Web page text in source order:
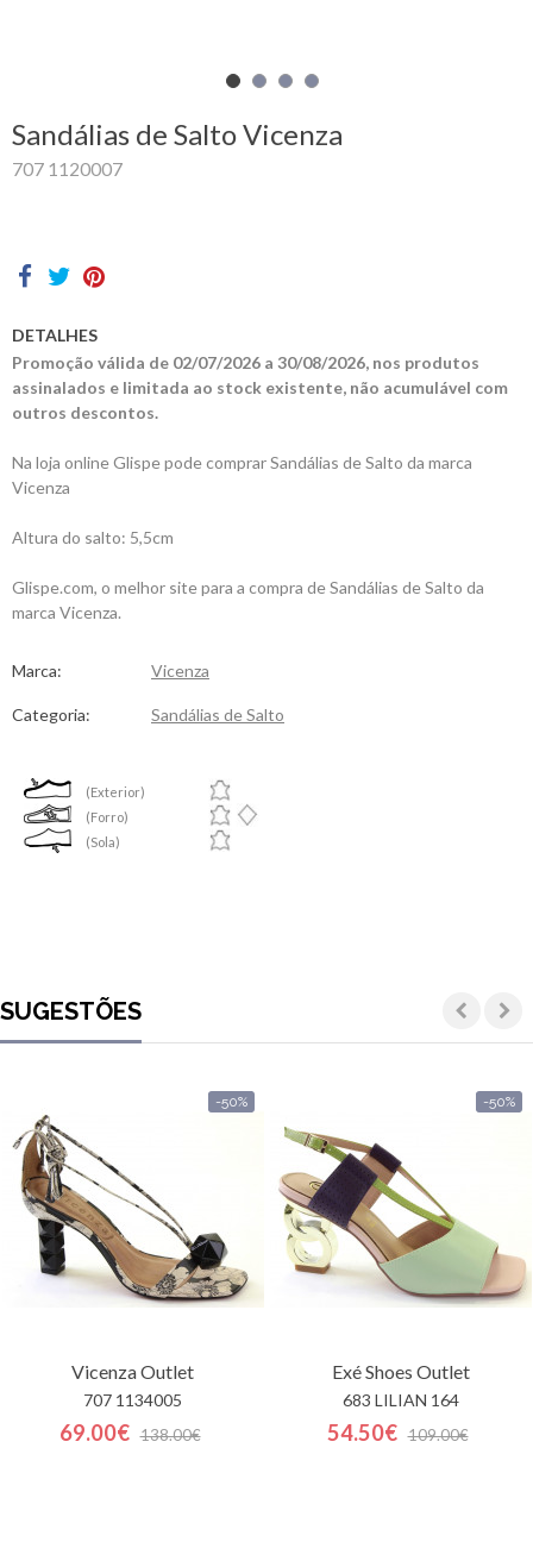
Facebook
Sandálias de Salto Vicenza
707 1120007
DETALHES
Promoção válida de 02/07/2026 a 30/08/2026, nos produtos
assinalados e limitada ao stock existente, não acumulável com
outros descontos.
Na loja online Glispe pode comprar Sandálias de Salto da marca
Vicenza
Altura do salto: 5,5cm
Glispe.com, o melhor site para a compra de Sandálias de Salto da
marca Vicenza.
Marca: Vicenza
Categoria: Sandálias de Salto
(Exterior)
(Forro)
(Sola)
SUGESTÕES
-50%
VicenzaOutlet
707 1134005
69.00€ 138.00€
-50%
Exé Shoes Outlet
683 LILIAN 164
54.50€ 109.00€